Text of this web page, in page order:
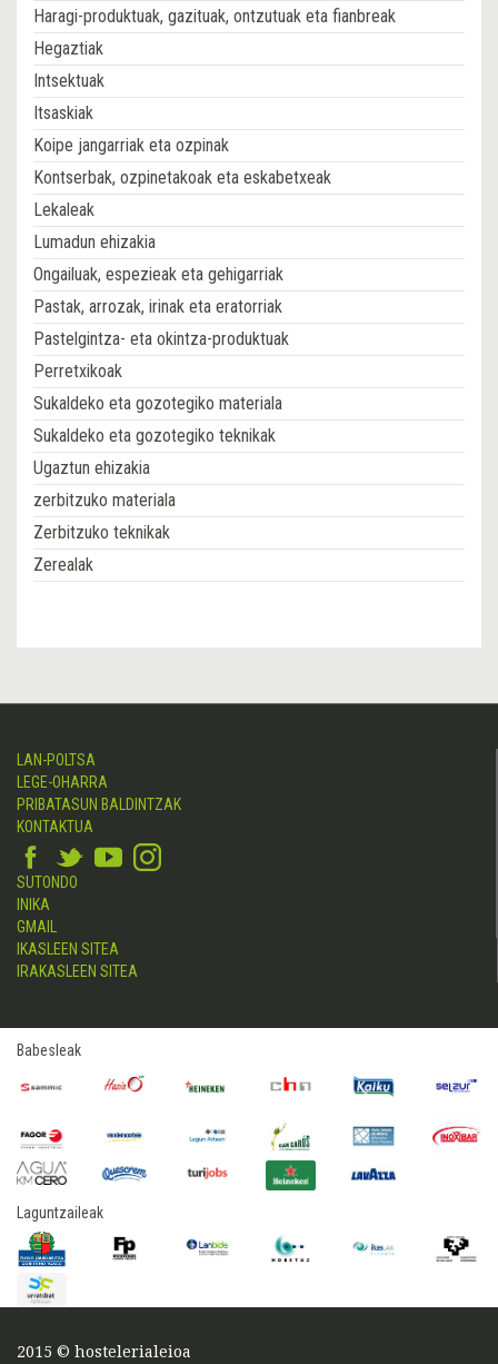
Haragi-produktuak, gazituak, ontzutuak eta fianbreak
Hegaztiak
Intsektuak
Itsaskiak
Koipe jangarriak eta ozpinak
Kontserbak, ozpinetakoak eta eskabetxeak
Lekaleak
Lumadun ehizakia
Ongailuak, espezieak eta gehigarriak
Pastak, arrozak, irinak eta eratorriak
Pastelgintza- eta okintza-produktuak
Perretxikoak
Sukaldeko eta gozotegiko materiala
Sukaldeko eta gozotegiko teknikak
Ugaztun ehizakia
zerbitzuko materiala
Zerbitzuko teknikak
Zerealak
LAN-POLTSA
LEGE-OHARRA
PRIBATASUN BALDINTZAK
KONTAKTUA
SUTONDO
INIKA
GMAIL
IKASLEEN SITEA
IRAKASLEEN SITEA
Babesleak
Laguntzaileak
2015 © hostelerialeioa